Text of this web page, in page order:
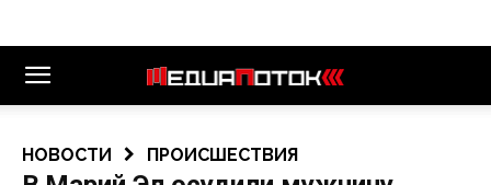
НОВОСТИ ПРОИСШЕСТВИЯ